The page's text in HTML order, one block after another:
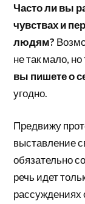
Часто ли вы
чувствах и
людям?
не так мало,
вы пишете о
угодно.
Предвижу
выставление
обязательно
речь идет
рассуждениях